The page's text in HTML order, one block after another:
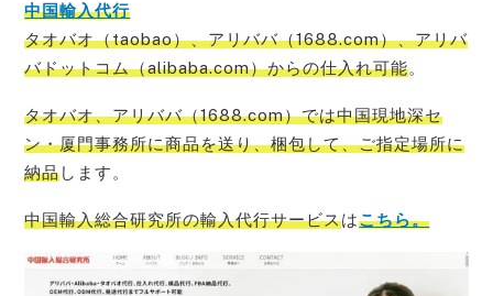
中国輸入代行
タオバオ（taobao）、アリババ（1688.com）、アリバ
バドットコム（alibaba.com）からの仕入れ可能。
タオバオ、アリババ（1688.com）では中国現地深セ
ン・厦門事務所に商品を送り、梱包して、ご指定場所に
納品します。
中国輸入総合研究所の輸入代行サービスはこちら。